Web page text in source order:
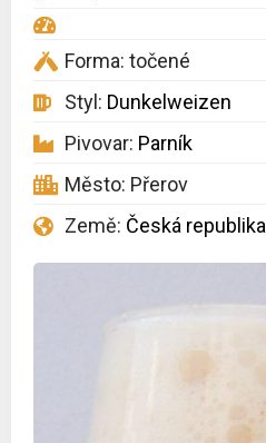
Forma: točené
Styl: Dunkelweizen
Pivovar: Parník
Město: Přerov
Země: Česká republika